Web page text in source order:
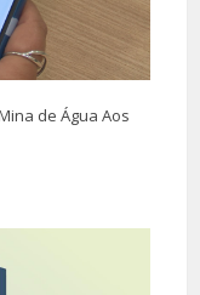
de Água Aos